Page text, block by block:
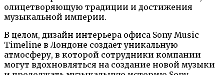
олицетворяющую традиции и достижения
музыкальной империи.
В целом, дизайн интерьера офиса Sony Music
Timeline в Лондоне создает уникальную
атмосферу, в которой сотрудники компании
могут вдохновляться на создание новой музыки